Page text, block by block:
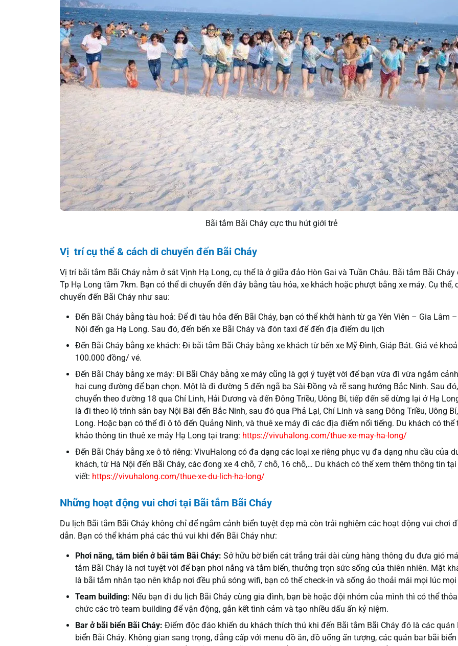
Bãi tắm Bãi Cháy cực thu hút giới trẻ
Vị trí cụ thể & cách di chuyển đến Bãi Cháy
Vị trí bãi tắm Bãi Cháy nằm ở sát Vịnh Hạ Long, cụ thể là ở giữa đảo Hòn Gai và Tuần Châu. Bãi tắm Bãi Cháy
Tp Hạ Long tầm 7km. Bạn có thể di chuyển đến đây bằng tàu hỏa, xe khách hoặc phượt bằng xe máy. Cụ thể,
chuyển đến Bãi Cháy như sau:
Đến Bãi Cháy bằng tàu hoả: Để đi tàu hỏa đến Bãi Cháy, bạn có thể khởi hành từ ga Yên Viên – Gia Lâm
Nội đến ga Hạ Long. Sau đó, đến bến xe Bãi Cháy và đón taxi để đến địa điểm du lịch
Đến Bãi Cháy bằng xe khách: Đi bãi tắm Bãi Cháy bằng xe khách từ bến xe Mỹ Đình, Giáp Bát. Giá vé
100.000 đồng/ vé.
Đến Bãi Cháy bằng xe máy: Đi Bãi Cháy bằng xe máy cũng là gợi ý tuyệt vời để bạn vừa đi vừa ngắm
hai cung đường để bạn chọn. Một là đi đường 5 đến ngã ba Sài Đồng và rẽ sang hướng Bắc Ninh. Sau
chuyển theo đường 18 qua Chí Linh, Hải Dương và đến Đông Triều, Uông Bí, tiếp đến sẽ dừng lại ở Hạ
là đi theo lộ trình sân bay Nội Bài đến Bắc Ninh, sau đó qua Phả Lại, Chí Linh và sang Đông Triều, Uông
Long. Hoặc bạn có thể đi ô tô đến Quảng Ninh, và thuê xe máy đi các địa điểm nổi tiếng. Du khách có thể
khảo thông tin thuê xe máy Hạ Long tại trang: https://vivuhalong.com/thue-xe-may-ha-long/
Đến Bãi Cháy bằng xe ô tô riêng: VivuHalong có đa dạng các loại xe riêng phục vụ đa dạng nhu cầu của
khách, từ Hà Nội đến Bãi Cháy, các đong xe 4 chỗ, 7 chỗ, 16 chỗ,… Du khách có thể xem thêm thông tin
viết: https://vivuhalong.com/thue-xe-du-lich-ha-long/
Những hoạt động vui chơi tại Bãi tắm Bãi Cháy
Du lịch Bãi tắm Bãi Cháy không chỉ để ngắm cảnh biển tuyệt đẹp mà còn trải nghiệm các hoạt động vui chơi
dẫn. Bạn có thể khám phá các thú vui khi đến Bãi Cháy như:
Phơi nắng, tắm biển ở bãi tắm Bãi Cháy: Sở hữu bờ biển cát trắng trải dài cùng hàng thông đu đưa gió
tắm Bãi Cháy là nơi tuyệt vời để bạn phơi nắng và tắm biển, thưởng trọn sức sống của thiên nhiên. Mặt
là bãi tắm nhân tạo nên khắp nơi đều phủ sóng wifi, bạn có thể check-in và sống ảo thoải mái mọi lúc
Team building: Nếu bạn đi du lịch Bãi Cháy cùng gia đình, bạn bè hoặc đội nhóm của mình thì có thể
chức các trò team building để vận động, gắn kết tình cảm và tạo nhiều dấu ấn kỷ niệm.
Bar ở bãi biển Bãi Cháy: Điểm độc đáo khiến du khách thích thú khi đến Bãi tắm Bãi Cháy đó là các quán
biển Bãi Cháy. Không gian sang trọng, đẳng cấp với menu đồ ăn, đồ uống ấn tượng, các quán bar bãi